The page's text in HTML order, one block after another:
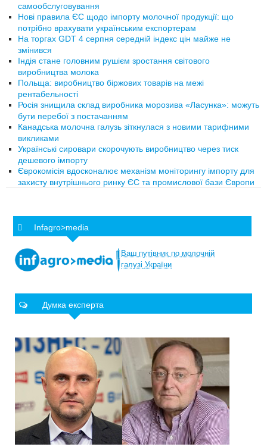
самообслуговування
Нові правила ЄС щодо імпорту молочної продукції: що
потрібно врахувати українським експортерам
На торгах GDT 4 серпня середній індекс цін майже не
змінився
Індія стане головним рушієм зростання світового
виробництва молока
Польща: виробництво біржових товарів на межі
рентабельності
Росія знищила склад виробника морозива «Ласунка»: можуть
бути перебої з постачанням
Канадська молочна галузь зіткнулася з новими тарифними
викликами
Українські сировари скорочують виробництво через тиск
дешевого імпорту
Єврокомісія вдосконалює механізм моніторингу імпорту для
захисту внутрішнього ринку ЄС та промислової бази Європи
Infagro>media
Ваш путівник по молочній
галузі України
Думка експерта